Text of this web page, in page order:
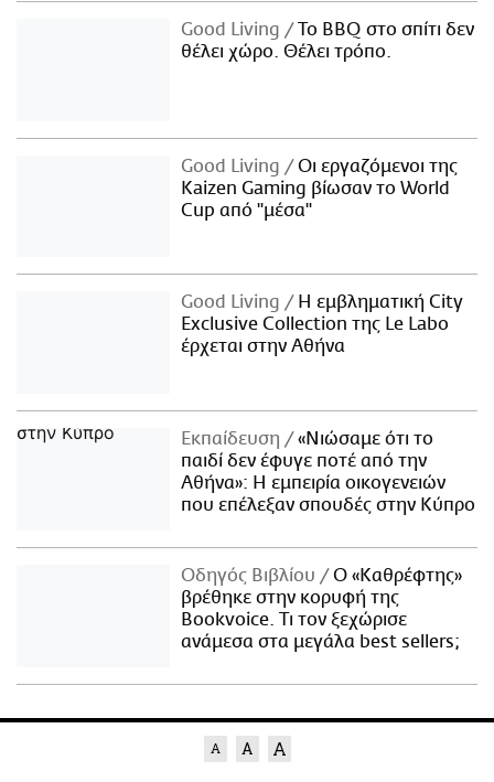
Good Living
Το BBQ στο σπίτι δεν
θέλει χώρο. Θέλει τρόπο.
Good Living
Οι εργαζόμενοι της
Kaizen Gaming βίωσαν το World
Cup από "μέσα"
Good Living
Η εμβληματική City
Exclusive Collection της Le Labo
έρχεται στην Αθήνα
Εκπαίδευση
«Νιώσαμε ότι το
παιδί δεν έφυγε ποτέ από την
Αθήνα»: Η εμπειρία οικογενειών
που επέλεξαν σπουδές στην Κύπρο
Οδηγός Βιβλίου
Ο «Καθρέφτης»
βρέθηκε στην κορυφή της
Bookvoice. Τι τον ξεχώρισε
ανάμεσα στα μεγάλα best sellers;